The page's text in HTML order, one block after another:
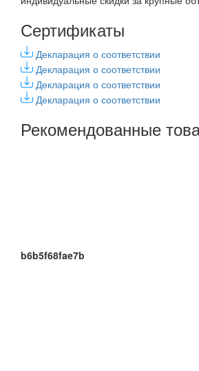
Сертификаты
Декларация о соответствии
Декларация о соответствии
Декларация о соответствии
Декларация о соответствии
Рекомендованные
b6b5f68fae7b